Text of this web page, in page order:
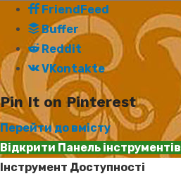
FriendFeed
Buffer
Reddit
VKontakte
Pin It on Pinterest
Перейти до вмісту
Відкрити Панель інструментів
Інструмент Доступності